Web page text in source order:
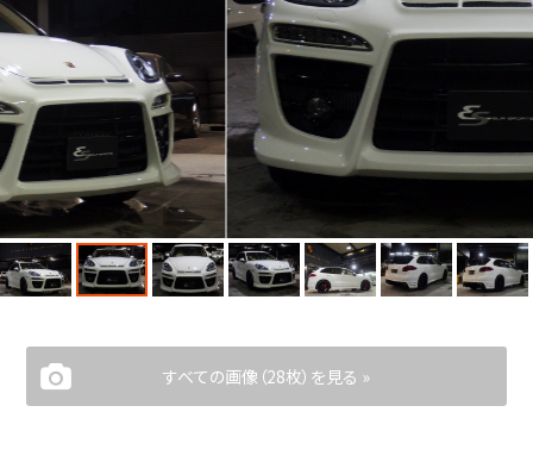
Company
会社概要
Access
アクセス
Contact us
お問い合わせ
すべての画像（28枚）を見る »